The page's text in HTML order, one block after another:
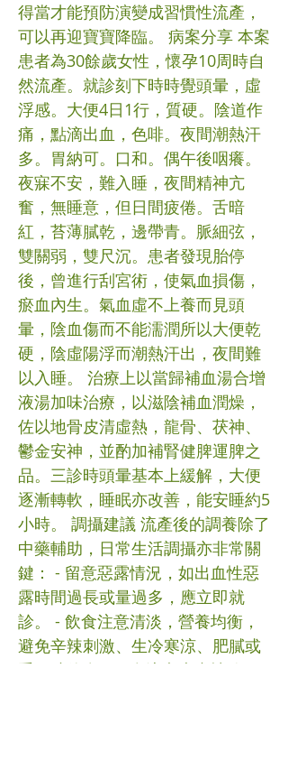
得當才能預防演變成習慣性流產，
可以再迎寶寶降臨。 病案分享 本案
患者為30餘歲女性，懷孕10周時自
然流產。就診刻下時時覺頭暈，虛
浮感。大便4日1行，質硬。陰道作
痛，點滴出血，色啡。夜間潮熱汗
多。胃納可。口和。偶午後咽癢。
夜寐不安，難入睡，夜間精神亢
奮，無睡意，但日間疲倦。舌暗
紅，苔薄膩乾，邊帶青。脈細弦，
雙關弱，雙尺沉。患者發現胎停
後，曾進行刮宮術，使氣血損傷，
瘀血內生。氣血虛不上養而見頭
暈，陰血傷而不能濡潤所以大便乾
硬，陰虛陽浮而潮熱汗出，夜間難
以入睡。 治療上以當歸補血湯合增
液湯加味治療，以滋陰補血潤燥，
佐以地骨皮清虛熱，龍骨、茯神、
鬱金安神，並酌加補腎健脾運脾之
品。三診時頭暈基本上緩解，大便
逐漸轉軟，睡眠亦改善，能安睡約5
小時。 調攝建議 流產後的調養除了
中藥輔助，日常生活調攝亦非常關
鍵： - 留意惡露情況，如出血性惡
露時間過長或量過多，應立即就
診。 - 飲食注意清淡，營養均衡，
避免辛辣刺激、生冷寒涼、肥膩或
重口味飲食。 - 多注意患者情緒，